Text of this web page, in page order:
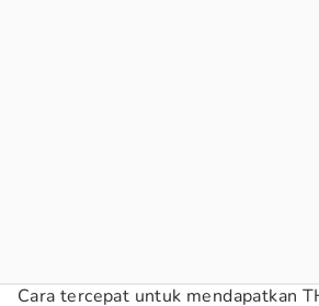
Cara tercepat untuk mendapatkan